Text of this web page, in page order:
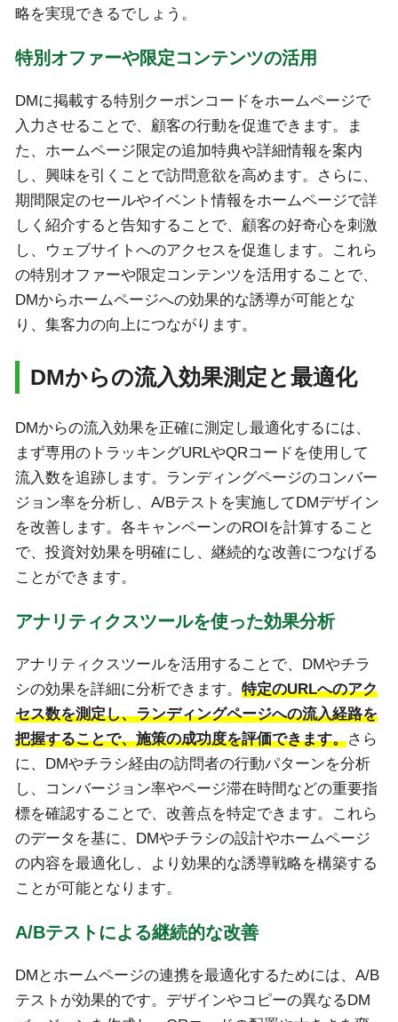
略を実現できるでしょう。
特別オファーや限定コンテンツの活用
DMに掲載する特別クーポンコードをホームページで
入力させることで、顧客の行動を促進できます。ま
た、ホームページ限定の追加特典や詳細情報を案内
し、興味を引くことで訪問意欲を高めます。さらに、
期間限定のセールやイベント情報をホームページで詳
しく紹介すると告知することで、顧客の好奇心を刺激
し、ウェブサイトへのアクセスを促進します。これら
の特別オファーや限定コンテンツを活用することで、
DMからホームページへの効果的な誘導が可能とな
り、集客力の向上につながります。
DMからの流入効果測定と最適化
DMからの流入効果を正確に測定し最適化するには、
まず専用のトラッキングURLやQRコードを使用して
流入数を追跡します。ランディングページのコンバー
ジョン率を分析し、A/Bテストを実施してDMデザイン
を改善します。各キャンペーンのROIを計算すること
で、投資対効果を明確にし、継続的な改善につなげる
ことができます。
アナリティクスツールを使った効果分析
アナリティクスツールを活用することで、DMやチラ
シの効果を詳細に分析できます。 特定のURLへのアク
セス数を測定し、ランディングページへの流入経路を
把握することで、施策の成功度を評価できます。さら
に、DMやチラシ経由の訪問者の行動パターンを分析
し、コンバージョン率やページ滞在時間などの重要指
標を確認することで、改善点を特定できます。これら
のデータを基に、DMやチラシの設計やホームページ
の内容を最適化し、より効果的な誘導戦略を構築する
ことが可能となります。
A/Bテストによる継続的な改善
DMとホームページの連携を最適化するためには、A/B
テストが効果的です。デザインやコピーの異なるDM